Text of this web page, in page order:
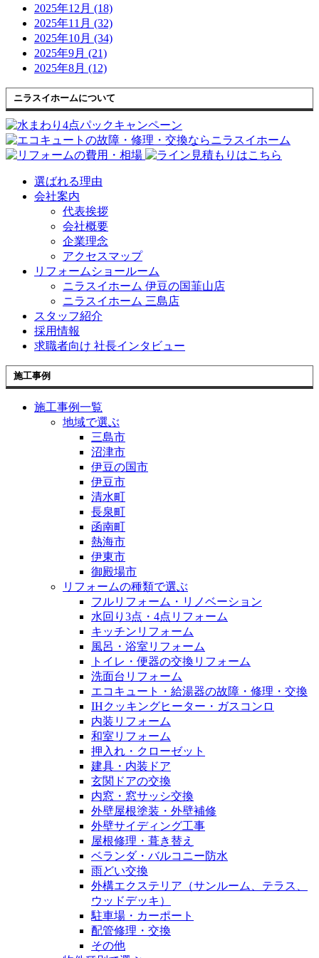
2025年12月 (18)
2025年11月 (32)
2025年10月 (34)
2025年9月 (21)
2025年8月 (12)
ニラスイホームについて
選ばれる理由
会社案内
代表挨拶
会社概要
企業理念
アクセスマップ
リフォームショールーム
ニラスイホーム 伊豆の国韮山店
ニラスイホーム 三島店
スタッフ紹介
採用情報
求職者向け 社長インタビュー
施工事例
施工事例一覧
地域で選ぶ
三島市
沼津市
伊豆の国市
伊豆市
清水町
長泉町
函南町
熱海市
伊東市
御殿場市
リフォームの種類で選ぶ
フルリフォーム・リノベーション
水回り3点・4点リフォーム
キッチンリフォーム
風呂・浴室リフォーム
トイレ・便器の交換リフォーム
洗面台リフォーム
エコキュート・給湯器の故障・修理・交換
IHクッキングヒーター・ガスコンロ
内装リフォーム
和室リフォーム
押入れ・クローゼット
建具・内装ドア
玄関ドアの交換
内窓・窓サッシ交換
外壁屋根塗装・外壁補修
外壁サイディング工事
屋根修理・葺き替え
ベランダ・バルコニー防水
雨どい交換
外構エクステリア（サンルーム、テラス、
ウッドデッキ）
駐車場・カーポート
配管修理・交換
その他